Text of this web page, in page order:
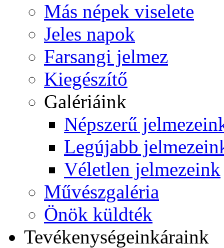
Más népek viselete
Jeles napok
Farsangi jelmez
Kiegészítő
Galériáink
Népszerű
Legújabb
Véletlen jelmezeink
Művészgaléria
Önök küldték
Tevékenységeinkáraink